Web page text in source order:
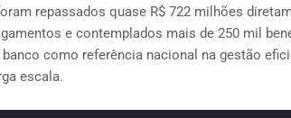
repassados quase R$ 722 milhões
e contemplados mais de 250 mil
como referência nacional na gestão
escala.